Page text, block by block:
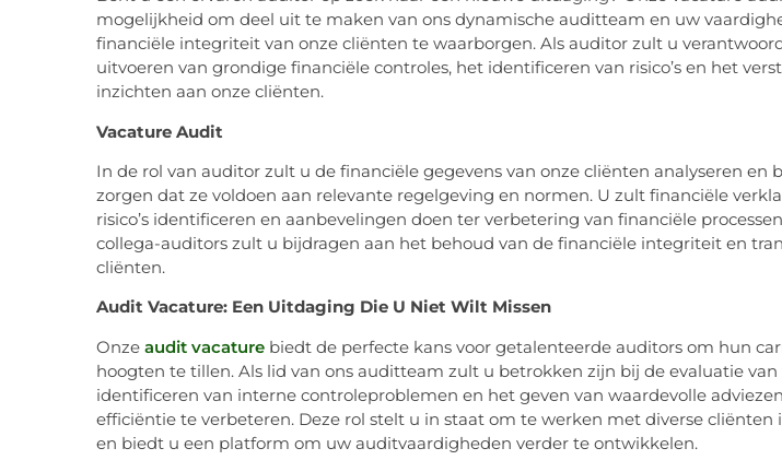
mogelijkheid om deel uit te maken van ons dynamische auditteam en uw
financiële integriteit van onze cliënten te waarborgen. Als auditor zult u
uitvoeren van grondige financiële controles, het identificeren van risico’s en het
inzichten aan onze cliënten.
Vacature Audit
In de rol van auditor zult u de financiële gegevens van onze cliënten analyseren en
zorgen dat ze voldoen aan relevante regelgeving en normen. U zult financiële
risico’s identificeren en aanbevelingen doen ter verbetering van financiële
collega-auditors zult u bijdragen aan het behoud van de financiële integriteit en
cliënten.
Audit Vacature: Een Uitdaging Die U Niet Wilt Missen
Onze audit vacature biedt de perfecte kans voor getalenteerde auditors om hun
hoogten te tillen. Als lid van ons auditteam zult u betrokken zijn bij de evaluatie van
identificeren van interne controleproblemen en het geven van waardevolle
efficiëntie te verbeteren. Deze rol stelt u in staat om te werken met diverse cliënten
en biedt u een platform om uw auditvaardigheden verder te ontwikkelen.